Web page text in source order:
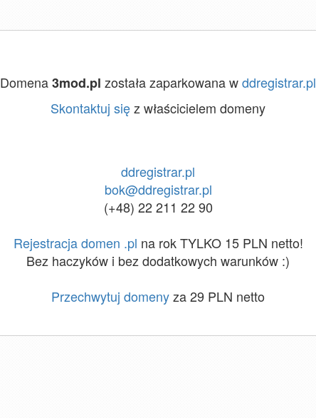
Domena3mod.pl została zaparkowana wddregistrar.pl
Skontaktuj sięz właścicielem domeny
ddregistrar.pl
bok@ddregistrar.pl
(+48) 22 211 22 90
Rejestracja domen .pl na rok TYLKO 15 PLN netto!
Bez haczyków i bez dodatkowych warunków :)
Przechwytuj domenyza 29 PLN netto